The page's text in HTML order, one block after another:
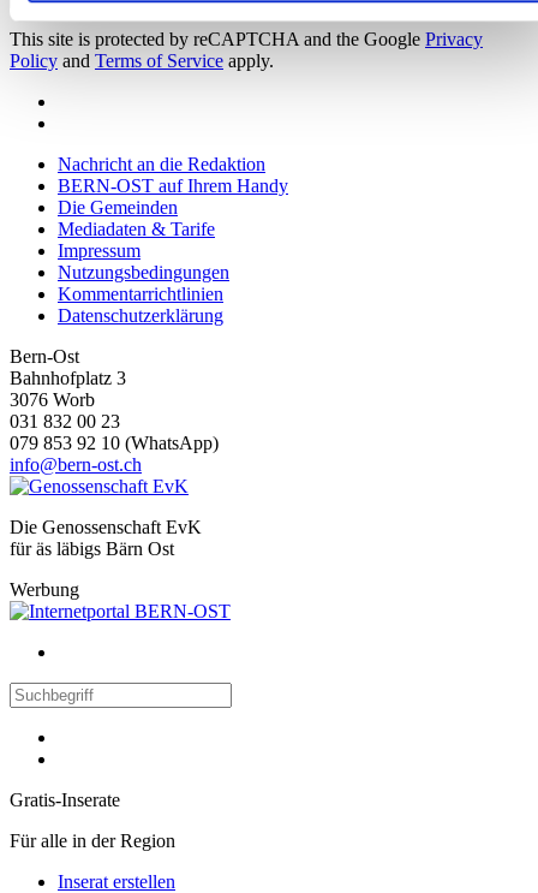
Abschnitt Einzelheitenfest.
Wir verwenden Cookies, um Inhalte und Anzeigen zu
personalisieren, Funktionen für soziale Medien anbieten zu
können und die Zugriffe auf unsere Website zu analysieren.
Außerdem geben wir Informationen zu Ihrer Verwendung
unserer Website an unsere Partner für soziale Medien,
Werbung und Analysen weiter. Unsere Partner führen diese
Informationen möglicherweise mit weiteren Daten
die Sie ihnen bereitgestellt haben oder die sie im Rahmen
Ihrer Nutzung der Dienste gesammelt haben.
This site is protected by reCAPTCHA and the Google Privacy
Policy and Terms of Service apply.
Nachricht an die Redaktion
BERN-OST auf Ihrem Handy
Die Gemeinden
Mediadaten & Tarife
Impressum
Nutzungsbedingungen
Kommentarrichtlinien
Datenschutzerklärung
Bern-Ost
Bahnhofplatz 3
3076 Worb
031 832 00 23
079 853 92 10 (WhatsApp)
info@bern-ost.ch
Die Genossenschaft EvK
für äs läbigs Bärn Ost
Werbung
Gratis-Inserate
Für alle in der Region
Inserat erstellen